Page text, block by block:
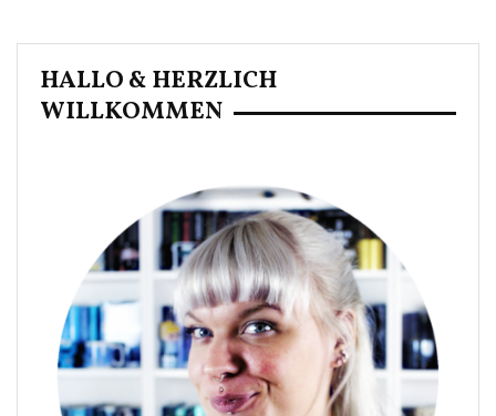
HALLO & HERZLICH
WILLKOMMEN